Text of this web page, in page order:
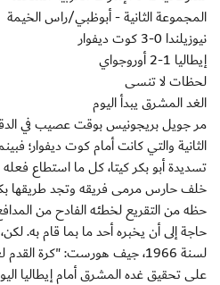
المجموعة الثانية - أبوظبي/راس الخيمة
نيوزيلندا 0-3 كوت ديفوار
إيطاليا 1-2 أوروجواي
لحظات لا تنسى
الغد المشرق يبدأ اليوم
الثانية والتي كانت أمام كوت ديفوار؛
تسديدة أبو بكر كيتا، كل ما استطاع فعله
خلف حارس مرمى فريقه وتجد طريقها
حظه من التقريع لخطئه الفادح من
حاجة إلى أن يخبره أحد ما بما قام به.
لسنة 1966، جيف هورست: "كرة
على تحقيق غده المشرق أمام إيطاليا